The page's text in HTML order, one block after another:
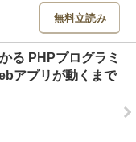
無料立読み
る PHPプログラミ
アプリが動くまで